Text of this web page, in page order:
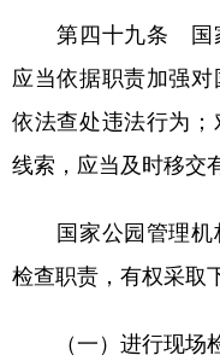
第四十九条 国家
应当依据职责加强
依法查处违法行为
线索，应当及时移交
国家公园管理机
检查职责，有权采取
（一）进行现场